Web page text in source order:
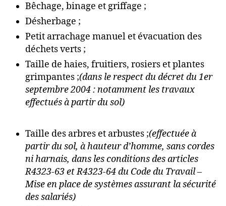
Bêchage, binage et griffage ;
Désherbage ;
Petit arrachage manuel et évacuation des
déchets verts ;
Taille de haies, fruitiers, rosiers et plantes
grimpantes ;(dans le respect du décret du 1er
septembre 2004 : notamment les travaux
effectués à partir du sol)
Taille des arbres et arbustes ;(effectuée à
partir du sol, à hauteur d’homme, sans cordes
ni harnais, dans les conditions des articles
R4323-63 et R4323-64 du Code du Travail –
Mise en place de systèmes assurant la sécurité
des salariés)